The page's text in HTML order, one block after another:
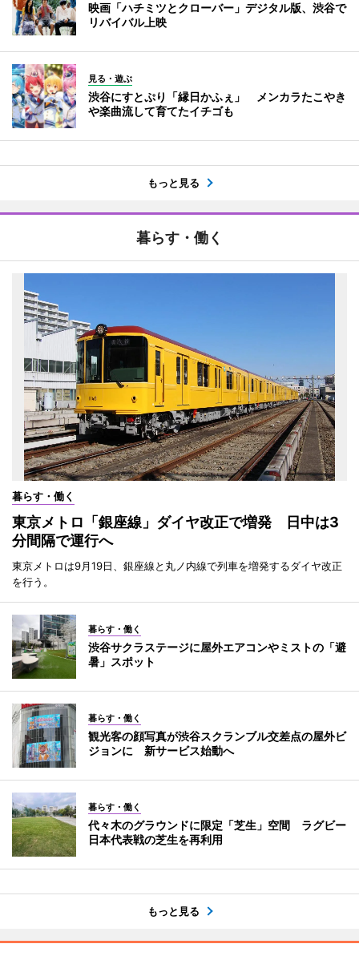
映画「ハチミツとクローバー」デジタル版、渋谷で
リバイバル上映
見る・遊ぶ
渋谷にすとぷり「縁日かふぇ」 メンカラたこやき
や楽曲流して育てたイチゴも
もっと見る
暮らす・働く
暮らす・働く
東京メトロ「銀座線」ダイヤ改正で増発 日中は3
分間隔で運行へ
東京メトロは9月19日、銀座線と丸ノ内線で列車を増発するダイヤ改正
を行う。
暮らす・働く
渋谷サクラステージに屋外エアコンやミストの「避
暑」スポット
暮らす・働く
観光客の顔写真が渋谷スクランブル交差点の屋外ビ
ジョンに 新サービス始動へ
暮らす・働く
代々木のグラウンドに限定「芝生」空間 ラグビー
日本代表戦の芝生を再利用
もっと見る